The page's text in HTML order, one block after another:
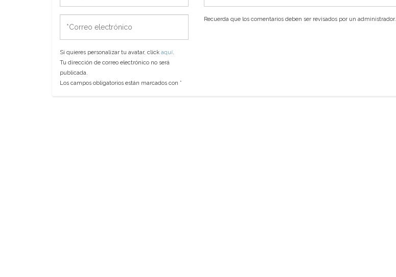
electrónico
Si quieres personalizar tu avatar, click aquí.
Tu dirección de correo electrónico no será
publicada.
Los campos obligatorios están marcados con *
Recuerda que los comentarios deben ser revisados por un administrador.